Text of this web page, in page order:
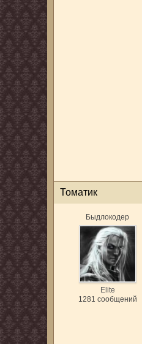
Томатик
Быдлокодер
Elite
1281 сообщений